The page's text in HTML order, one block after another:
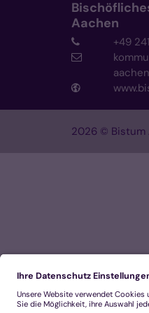
Aachen
+49
2026 © Bistum